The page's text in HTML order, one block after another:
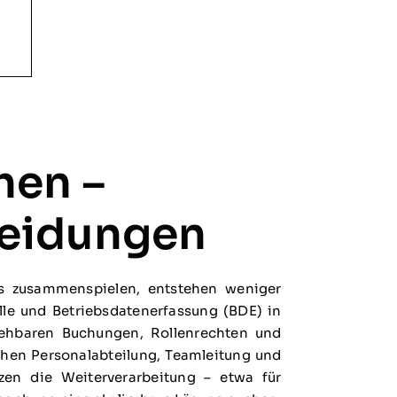
–
entstehen weniger
und Betriebsdatenerfassung (BDE) in
Buchungen, Rollenrechten und
Personalabteilung, Teamleitung und
die Weiterverarbeitung – etwa für